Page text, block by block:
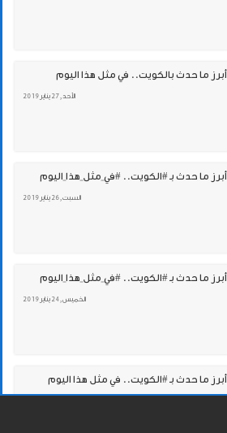
أبرز ما حدث بالكويت.. في مثل هذا اليوم
الأحد , 27 يناير 2019
أبرز ما حدث بـ #الكويت.. #في_مثل_هذا_اليوم
السبت , 26 يناير 2019
أبرز ما حدث بـ #الكويت.. #في_مثل_هذا_اليوم
الخميس , 24 يناير 2019
أبرز ما حدث بـ #الكويت.. في مثل هذا اليوم